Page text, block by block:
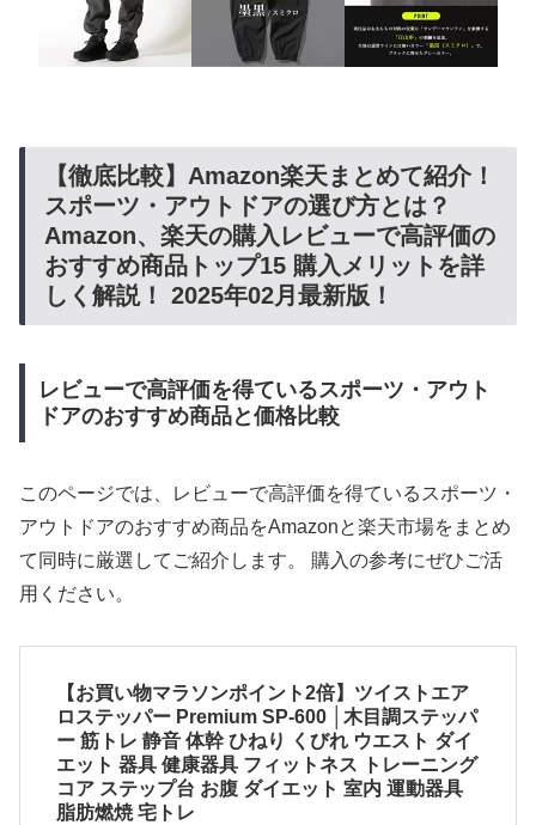
【徹底比較】Amazon楽天まとめて紹介！
スポーツ・アウトドアの選び方とは？
Amazon、楽天の購入レビューで高評価の
おすすめ商品トップ15 購入メリットを詳
しく解説！ 2025年02月最新版！
レビューで高評価を得ているスポーツ・アウト
ドアのおすすめ商品と価格比較
このページでは、レビューで高評価を得ているスポーツ・
アウトドアのおすすめ商品をAmazonと楽天市場をまとめ
て同時に厳選してご紹介します。 購入の参考にぜひご活
用ください。
【お買い物マラソンポイント2倍】ツイストエア
ロステッパー Premium SP-600 │木目調ステッパ
ー 筋トレ 静音 体幹 ひねり くびれ ウエスト ダイ
エット 器具 健康器具 フィットネス トレーニング
コア ステップ台 お腹 ダイエット 室内 運動器具
脂肪燃焼 宅トレ